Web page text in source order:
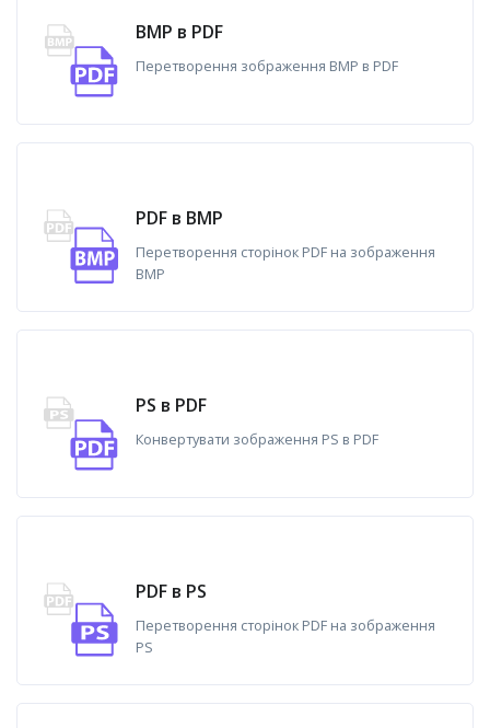
BMP в PDF
Перетворення зображення BMP в PDF
PDF в BMP
Перетворення сторінок PDF на зображення
BMP
PS в PDF
Конвертувати зображення PS в PDF
PDF в PS
Перетворення сторінок PDF на зображення
PS